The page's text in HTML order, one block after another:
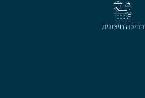
בריכה חיצונית